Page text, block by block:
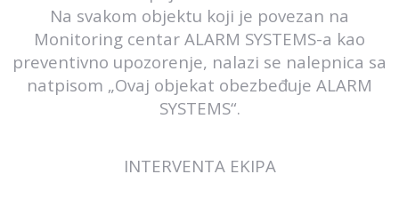
Na svakom objektu koji je povezan na
Monitoring centar ALARM SYSTEMS-a kao
preventivno upozorenje, nalazi se nalepnica sa
natpisom „Ovaj objekat obezbeđuje ALARM
SYSTEMS“.
INTERVENTA EKIPA